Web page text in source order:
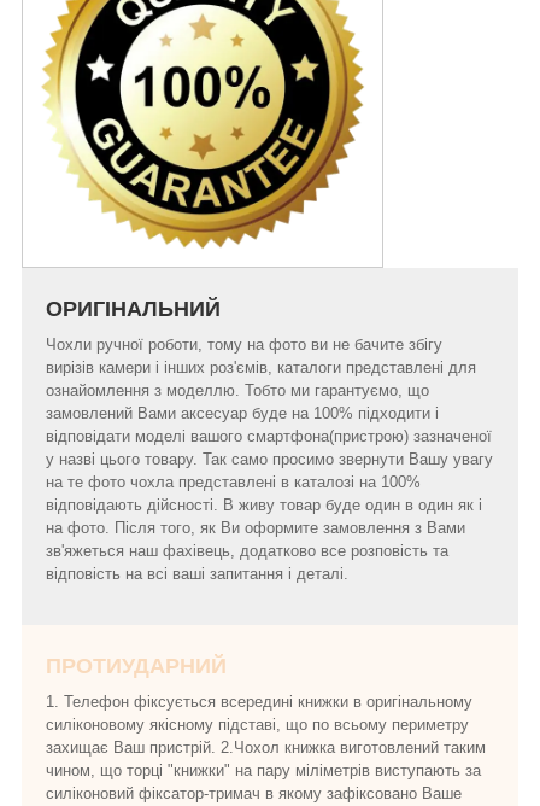
ОРИГІНАЛЬНИЙ
Чохли ручної роботи, тому на фото ви не бачите збігу
вирізів камери і інших роз'ємів, каталоги представлені для
ознайомлення з моделлю. Тобто ми гарантуємо, що
замовлений Вами аксесуар буде на 100% підходити і
відповідати моделі вашого смартфона(пристрою) зазначеної
у назві цього товару. Так само просимо звернути Вашу увагу
на те фото чохла представлені в каталозі на 100%
відповідають дійсності. В живу товар буде один в один як і
на фото. Після того, як Ви оформите замовлення з Вами
зв'яжеться наш фахівець, додатково все розповість та
відповість на всі ваші запитання і деталі.
ПРОТИУДАРНИЙ
1. Телефон фіксується всередині книжки в оригінальному
силіконовому якісному підставі, що по всьому периметру
захищає Ваш пристрій. 2.Чохол книжка виготовлений таким
чином, що торці "книжки" на пару міліметрів виступають за
силіконовий фіксатор-тримач в якому зафіксовано Ваше